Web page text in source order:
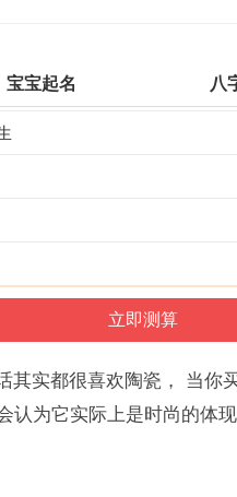
宝宝起名 八
其实都很喜欢陶瓷， 当你
认为它实际上是时尚的体现